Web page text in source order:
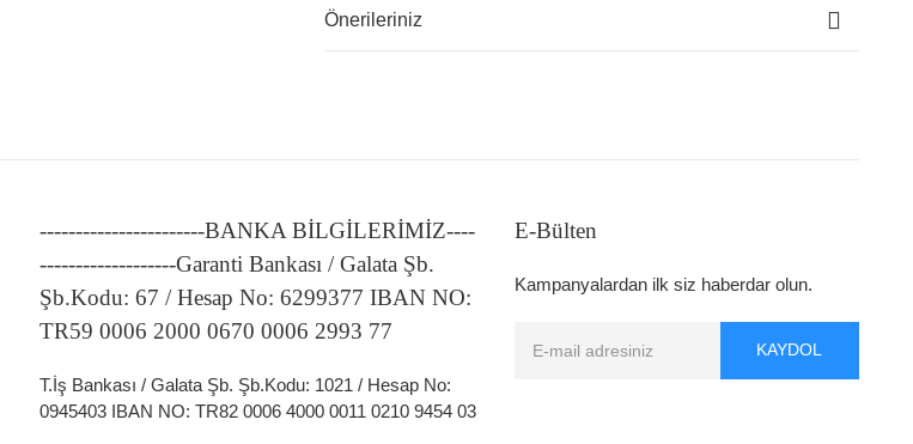
Önerileriniz
-----------------------BANKA BİLGİLERİMİZ----
-------------------Garanti Bankası / Galata Şb.
Şb.Kodu: 67 / Hesap No: 6299377 IBAN NO:
TR59 0006 2000 0670 0006 2993 77
T.İş Bankası / Galata Şb. Şb.Kodu: 1021 / Hesap No:
0945403 IBAN NO: TR82 0006 4000 0011 0210 9454 03
E-Bülten
Kampanyalardan ilk siz haberdar olun.
KAYDOL